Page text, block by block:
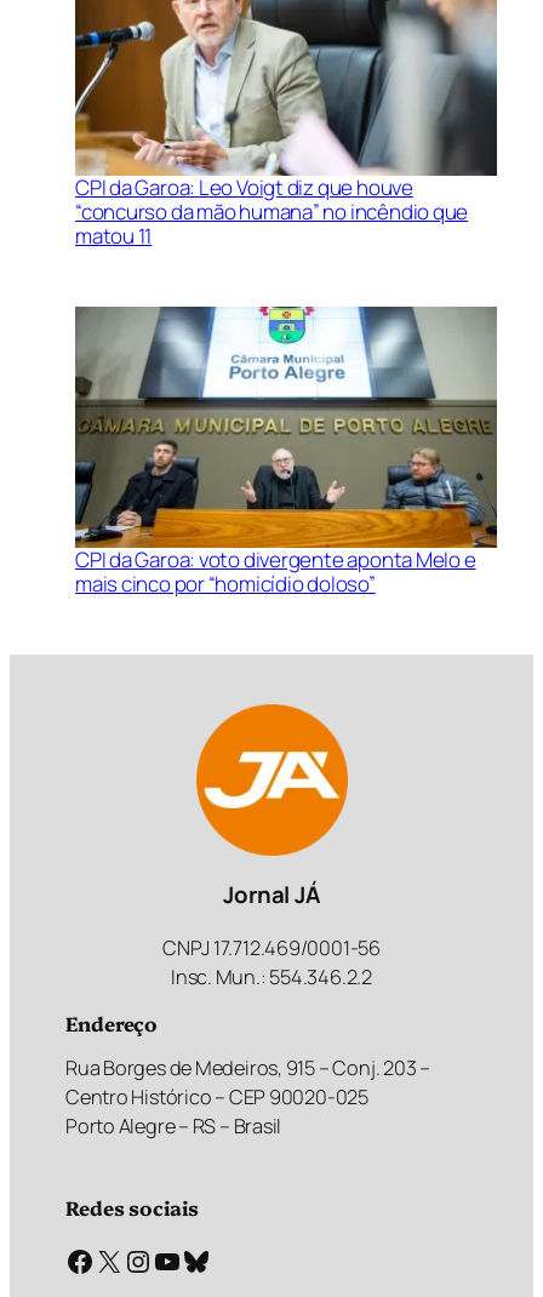
CPI da Garoa: Leo Voigt diz que houve
“concurso da mão humana” no incêndio que
matou 11
CPI da Garoa: voto divergente aponta Melo e
mais cinco por “homicídio doloso”
Jornal JÁ
CNPJ 17.712.469/0001-56
Insc. Mun.: 554.346.2.2
Endereço
Rua Borges de Medeiros, 915 – Conj. 203 –
Centro Histórico – CEP 90020-025
Porto Alegre – RS – Brasil
Redes sociais
Facebook X Instagram Youtube Bluesky